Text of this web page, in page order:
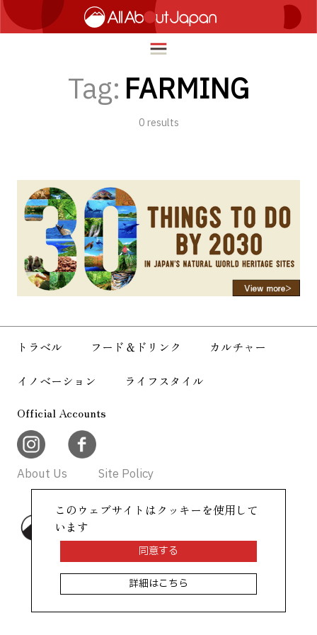
繁體中文
ภาษาไทย
한국어
日本語
フード＆ドリンク
カルチャー
イノベーション
ライフスタイル
About Us
Tag: FARMING
0 results
トラベル フード＆ドリンク
カルチャー
イノベーション
ライフスタイル
Official Accounts
About Us Site Policy
このウェブサイトはクッキーを使用して
います
同意する
詳細はこちら